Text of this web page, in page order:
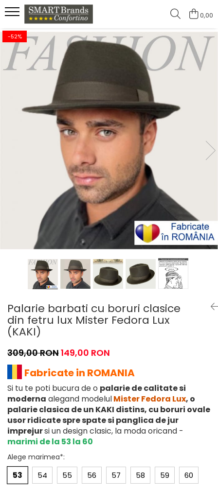
0,00
Palarie barbati cu boruri clasice
din fetru lux Mister Fedora Lux
(KAKI)
-52%
309,00 RON149,00 RON
Fabricate in ROMANIA
Si tu te poti bucura de o palarie de calitate si
moderna alegand modelulMister Fedora Lux, o
palarie clasica de un KAKI distins, cu boruri ovale
usor ridicate spre spate si panglica de jur
imprejursi un design clasic, la moda oricand -
marimi de la 53 la 60
Alege marimea*:
53 54 55 56 57 58 59 60